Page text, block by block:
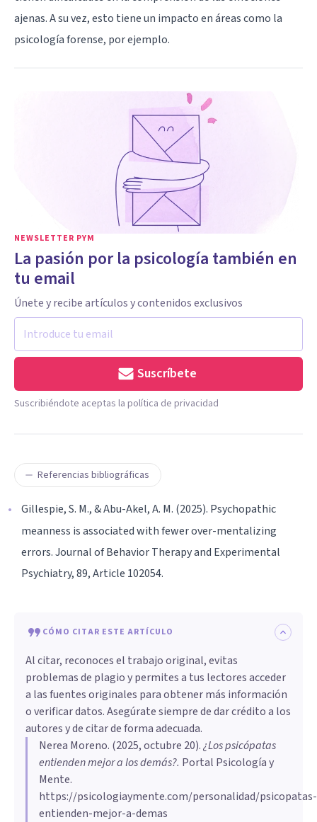
ajenas. A su vez, esto tiene un impacto en áreas como la
psicología forense, por ejemplo.
NEWSLETTER PYM
La pasión por la psicología también en
tu email
Únete y recibe artículos y contenidos exclusivos
Suscríbete
Suscribiéndote aceptas la política de privacidad
Referencias bibliográficas
Gillespie, S. M., & Abu-Akel, A. M. (2025). Psychopathic
meanness is associated with fewer over-mentalizing
errors. Journal of Behavior Therapy and Experimental
Psychiatry, 89, Article 102054.
CÓMO CITAR ESTE ARTÍCULO
Al citar, reconoces el trabajo original, evitas
problemas de plagio y permites a tus lectores acceder
a las fuentes originales para obtener más información
o verificar datos. Asegúrate siempre de dar crédito a los
autores y de citar de forma adecuada.
Nerea Moreno. (2025, octubre 20).¿Los psicópatas
entienden mejor a los demás?. Portal Psicología y
Mente.
https://psicologiaymente.com/personalidad/psicopatas-
entienden-mejor-a-demas